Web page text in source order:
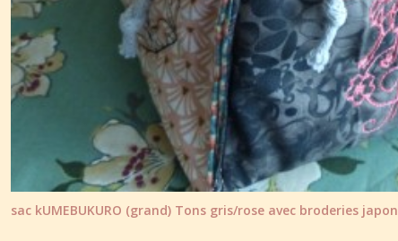
sac kUMEBUKURO (grand) Tons gris/rose avec broderies japon